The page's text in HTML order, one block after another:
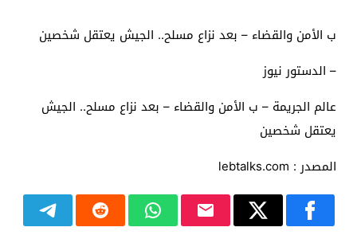
ب الأمن والقضاء – بعد نزاع مسلح.. الجيش يعتقل شخصين
– الدستور نيوز
عالم الجريمة – ب الأمن والقضاء – بعد نزاع مسلح.. الجيش
يعتقل شخصين
المصدر : lebtalks.com